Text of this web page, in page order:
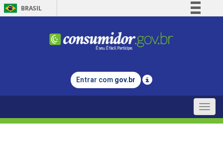
BRASIL
Comunica BR
Legislação
Entrar com gov.br
Toggle